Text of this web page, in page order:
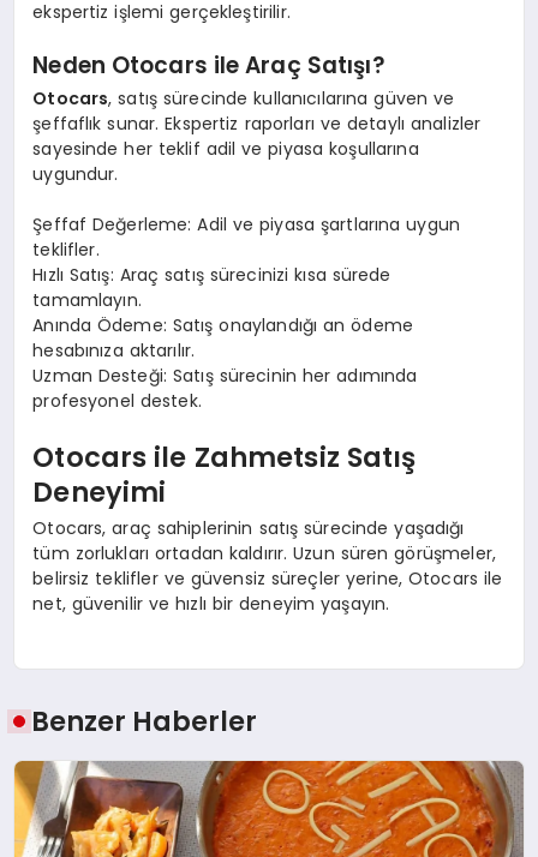
ekspertiz işlemi gerçekleştirilir.
Neden Otocars ile Araç Satışı?
Otocars, satış sürecinde kullanıcılarına güven ve
şeffaflık sunar. Ekspertiz raporları ve detaylı analizler
sayesinde her teklif adil ve piyasa koşullarına
uygundur.
Şeffaf Değerleme: Adil ve piyasa şartlarına uygun
teklifler.
Hızlı Satış: Araç satış sürecinizi kısa sürede
tamamlayın.
Anında Ödeme: Satış onaylandığı an ödeme
hesabınıza aktarılır.
Uzman Desteği: Satış sürecinin her adımında
profesyonel destek.
Otocars ile Zahmetsiz Satış
Deneyimi
Otocars, araç sahiplerinin satış sürecinde yaşadığı
tüm zorlukları ortadan kaldırır. Uzun süren görüşmeler,
belirsiz teklifler ve güvensiz süreçler yerine, Otocars ile
net, güvenilir ve hızlı bir deneyim yaşayın.
Benzer Haberler